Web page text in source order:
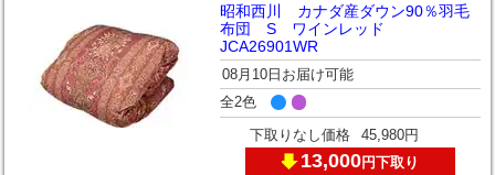
昭和西川 カナダ産ダウン90％羽毛
布団 S ワインレッド
JCA26901WR
08月10日お届け可能
全2色
下取りなし価格 45,980円
13,000円下取り